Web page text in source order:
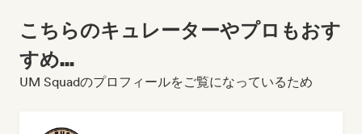
こちらのキュレーターやプロもおす
すめ...
UM Squadのプロフィールをご覧になっているため